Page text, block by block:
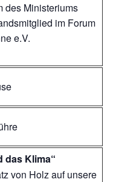
des Ministeriums
im Forum
e.V.
das Klima“
von Holz auf unsere